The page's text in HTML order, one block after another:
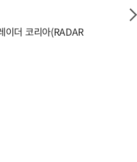
이더 코리아(RADAR